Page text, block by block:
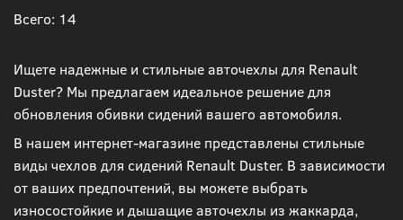
Всего: 14
Ищете надежные и стильные авточехлы для Renault
Duster? Мы предлагаем идеальное решение для
обновления обивки сидений вашего автомобиля.
В нашем интернет-магазине представлены стильные
виды чехлов для сидений Renault Duster. В зависимости
от ваших предпочтений, вы можете выбрать
износостойкие и дышащие авточехлы из жаккарда,